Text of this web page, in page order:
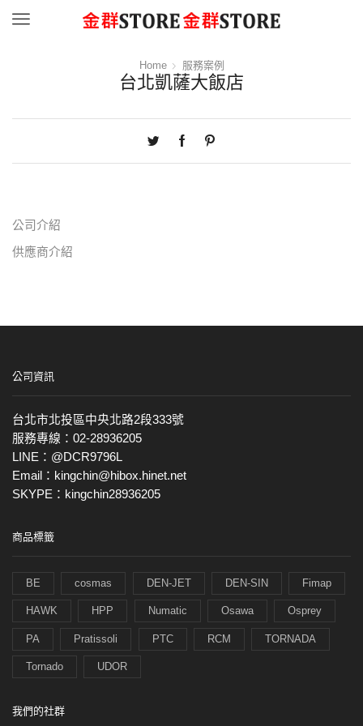
Menu
Home 服務案例
台北凱薩大飯店
公司介紹
供應商介紹
公司資訊
台北市北投區中央北路2段333號
服務專線：02-28936205
LINE：@DCR9796L
Email：kingchin@hibox.hinet.net
SKYPE：kingchin28936205
商品標籤
BE cosmas DEN-JET DEN-SIN Fimap
HAWK HPP Numatic Osawa Osprey
PA Pratissoli PTC RCM TORNADA
Tornado UDOR
我們的社群